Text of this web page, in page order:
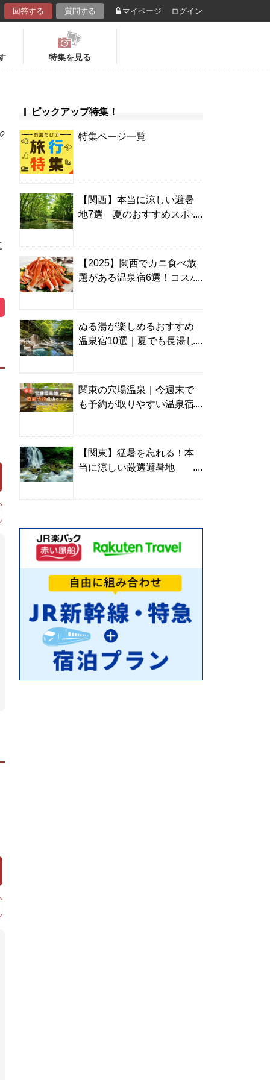
回答する 質問する マイページ ログイン
特集を見る
ピックアップ特集！
特集ページ一覧
【関西】本当に涼しい避暑
地7選 夏のおすすめスポッ
【2025】関西でカニ食べ放
題がある温泉宿6選！コスパ
ぬる湯が楽しめるおすすめ
温泉宿10選｜夏でも長湯し
関東の穴場温泉｜今週末で
も予約が取りやすい温泉宿
【関東】猛暑を忘れる！本
当に涼しい厳選避暑地